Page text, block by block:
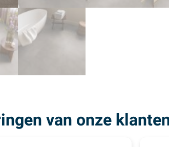
van onze